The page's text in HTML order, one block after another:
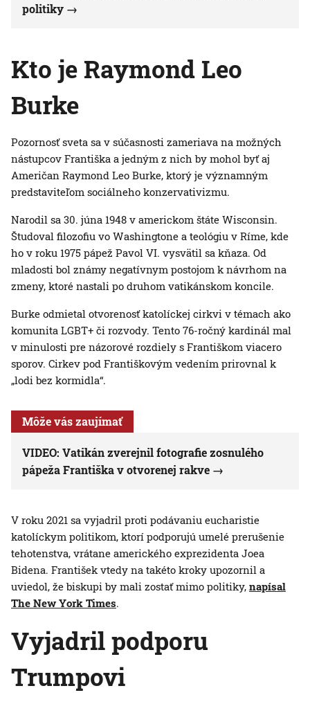
politiky
Kto je Raymond Leo
Burke
Pozornosť sveta sa v súčasnosti zameriava na možných
nástupcov Františka a jedným z nich by mohol byť aj
Američan Raymond Leo Burke, ktorý je významným
predstaviteľom sociálneho konzervativizmu.
Narodil sa 30. júna 1948 v americkom štáte Wisconsin.
Študoval filozofiu vo Washingtone a teológiu v Ríme, kde
ho v roku 1975 pápež Pavol VI. vysvätil sa kňaza. Od
mladosti bol známy negatívnym postojom k návrhom na
zmeny, ktoré nastali po druhom vatikánskom koncile.
Burke odmietal otvorenosť katolíckej cirkvi v témach ako
komunita LGBT+ či rozvody. Tento 76-ročný kardinál mal
v minulosti pre názorové rozdiely s Františkom viacero
sporov. Cirkev pod Františkovým vedením prirovnal k
„lodi bez kormidla“.
Môže vás zaujímať
VIDEO: Vatikán zverejnil fotografie zosnulého
pápeža Františka v otvorenej rakve
V roku 2021 sa vyjadril proti podávaniu eucharistie
katolíckym politikom, ktorí podporujú umelé prerušenie
tehotenstva, vrátane amerického exprezidenta Joea
Bidena. František vtedy na takéto kroky upozornil a
uviedol, že biskupi by mali zostať mimo politiky, napísal
The New York Times.
Vyjadril podporu
Trumpovi